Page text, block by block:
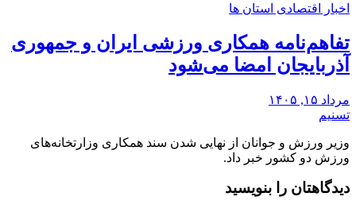
اخبار اقتصادی استان ها
تفاهم‌نامه همکاری ورزشی ایران و جمهوری
آذربایجان امضا می‌شود
مرداد ۱۵, ۱۴۰۵
تسنیم
وزیر ورزش و جوانان از نهایی شدن سند همکاری وزارتخانه‌های
ورزش دو کشور خبر داد.
دیدگاهتان را بنویسید